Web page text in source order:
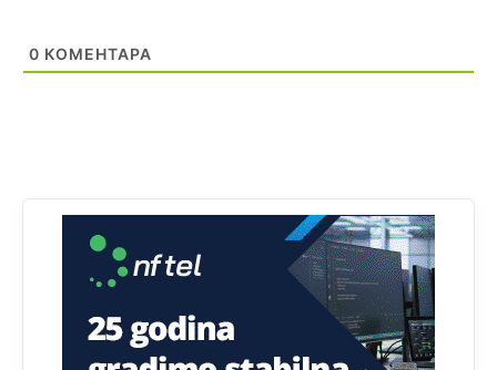
0 КОМЕНТАРА
Анонимно2818605 јуче 11:28
Prema podacima o informaciono-komunikacionim
tehnologijama, čak 33,4% domaćinstava u BiH uopšte
nema pristup računaru bilo koje vrste (desktop, laptop ili
Анонимно2818605 јуче 11:34